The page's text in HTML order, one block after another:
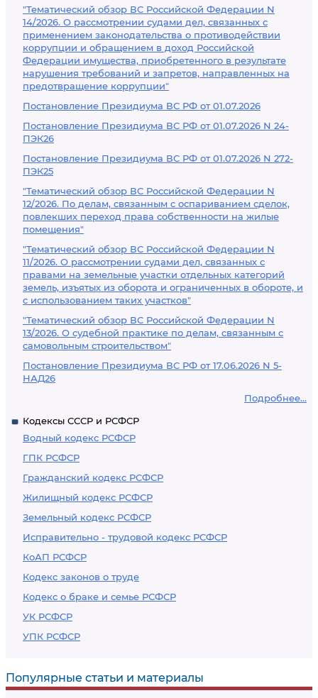
"Тематический обзор ВС Российской Федерации N
14/2026. О рассмотрении судами дел, связанных с
применением законодательства о противодействии
коррупции и обращением в доход Российской
Федерации имущества, приобретенного в результате
нарушения требований и запретов, направленных на
предотвращение коррупции"
Постановление Президиума ВС РФ от 01.07.2026
Постановление Президиума ВС РФ от 01.07.2026 N 24-
ПЭК26
Постановление Президиума ВС РФ от 01.07.2026 N 272-
ПЭК25
"Тематический обзор ВС Российской Федерации N
12/2026. По делам, связанным с оспариванием сделок,
повлекших переход права собственности на жилые
помещения"
"Тематический обзор ВС Российской Федерации N
11/2026. О рассмотрении судами дел, связанных с
правами на земельные участки отдельных категорий
земель, изъятых из оборота и ограниченных в обороте, и
с использованием таких участков"
"Тематический обзор ВС Российской Федерации N
13/2026. О судебной практике по делам, связанным с
самовольным строительством"
Постановление Президиума ВС РФ от 17.06.2026 N 5-
НАД26
Подробнее...
Кодексы СССР и РСФСР
Водный кодекс РСФСР
ГПК РСФСР
Гражданский кодекс РСФСР
Жилищный кодекс РСФСР
Земельный кодекс РСФСР
Исправительно - трудовой кодекс РСФСР
КоАП РСФСР
Кодекс законов о труде
Кодекс о браке и семье РСФСР
УК РСФСР
УПК РСФСР
Популярные статьи и материалы